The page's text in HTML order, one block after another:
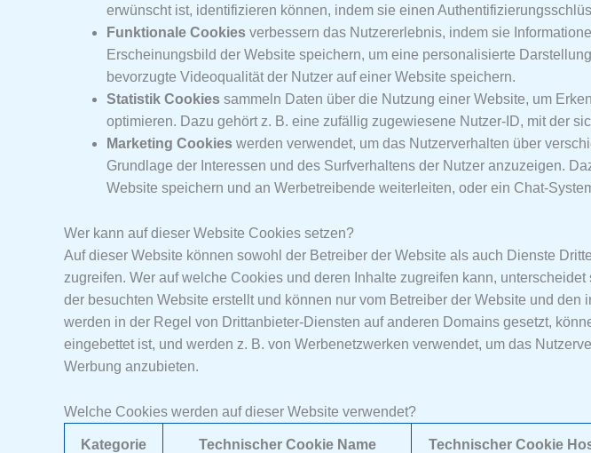
erwünscht ist, identifizieren können, indem sie einen
Funktionale Cookies verbessern das Nutzererlebnis, indem sie
Erscheinungsbild der Website speichern, um eine personalisierte
bevorzugte Videoqualität der Nutzer auf einer Website speichern.
Statistik Cookies sammeln Daten über die Nutzung einer Website, um
optimieren. Dazu gehört z. B. eine zufällig zugewiesene Nutzer-ID, mit der
Marketing Cookies werden verwendet, um das Nutzerverhalten über
Grundlage der Interessen und des Surfverhaltens der Nutzer anzuzeigen.
Website speichern und an Werbetreibende weiterleiten, oder ein Chat-
Wer kann auf dieser Website Cookies setzen?
Auf dieser Website können sowohl der Betreiber der Website als auch Dienste
zugreifen. Wer auf welche Cookies und deren Inhalte zugreifen kann,
der besuchten Website erstellt und können nur vom Betreiber der Website und
werden in der Regel von Drittanbieter-Diensten auf anderen Domains gesetzt,
eingebettet ist, und werden z. B. von Werbenetzwerken verwendet, um das
Werbung anzubieten.
Welche Cookies werden auf dieser Website verwendet?
Kategorie Technischer Cookie Name Technischer Cookie